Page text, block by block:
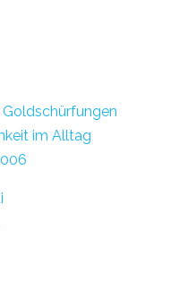
im Alltag